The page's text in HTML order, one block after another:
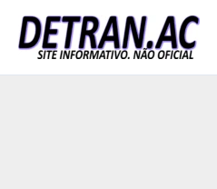
para